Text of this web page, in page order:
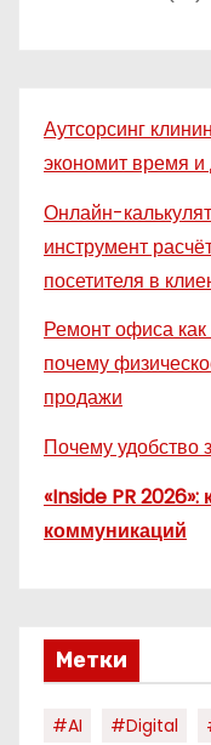
Аутсорсинг
экономит время и
Онлайн-
инструмент
посетителя в
Ремонт офиса
почему
продажи
Почему удобство
«Inside PR
коммуникаций
Метки
#AI #digital